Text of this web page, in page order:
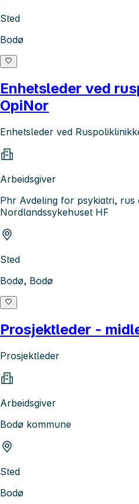
Sted
Bodø
Enhetsleder ved
OpiNor
Enhetsleder ved
Arbeidsgiver
Phr Avdeling for psykiatri, rus
Nordlandssykehuset HF
Sted
Bodø, Bodø
Prosjektleder -
Prosjektleder
Arbeidsgiver
Bodø kommune
Sted
Bodø